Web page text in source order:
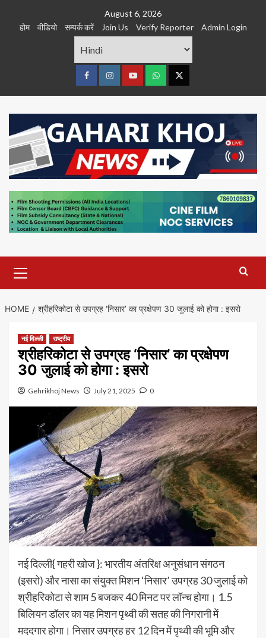
August 6, 2026
होम
वीडियो सम्पर्क करें Join Us Verify Reporter Admin Login
FacebookInstagramyoutubeWhatsTwitter
Menu
HOME श्रीहरिकोटा से उपग्रह ‘निसार’ का प्रक्षेपण 30 जुलाई को होगा : इसरो
नई दिल्ली राष्ट्रीय
श्रीहरिकोटा से उपग्रह ‘निसार’ का प्रक्षेपण
30 जुलाई को होगा : इसरो
Gehrikhoj News July 21, 2025 0
नई दिल्ली{ गहरी खोज }: भारतीय अंतरिक्ष अनुसंधान संगठन
(इसरो) और नासा का संयुक्त मिशन ‘निसार’ उपग्रह 30 जुलाई को
श्रीहरिकोटा से शाम 5 बजकर 40 मिनट पर लॉन्च होगा। 1.5
बिलियन डॉलर का यह मिशन पृथ्वी की सतह की निगरानी में
मददगार होगा। निसार उपग्रह हर 12 दिन में पृथ्वी की भूमि और